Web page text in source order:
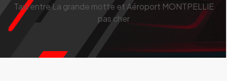
Taxi entre La grande motte et Aéroport MONTPELLIE
pas cher